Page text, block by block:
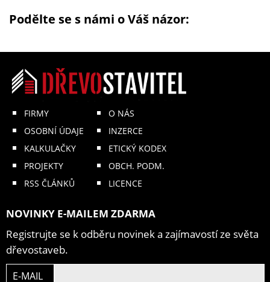
Podělte se s námi o Váš názor:
FIRMY
OSOBNÍ ÚDAJE
KALKULAČKY
PROJEKTY
RSS ČLÁNKŮ
O NÁS
INZERCE
ETICKÝ KODEX
OBCH. PODM.
LICENCE
NOVINKY E-MAILEM ZDARMA
Registrujte se k odběru novinek a zajímavostí ze světa
dřevostaveb.
E-MAIL